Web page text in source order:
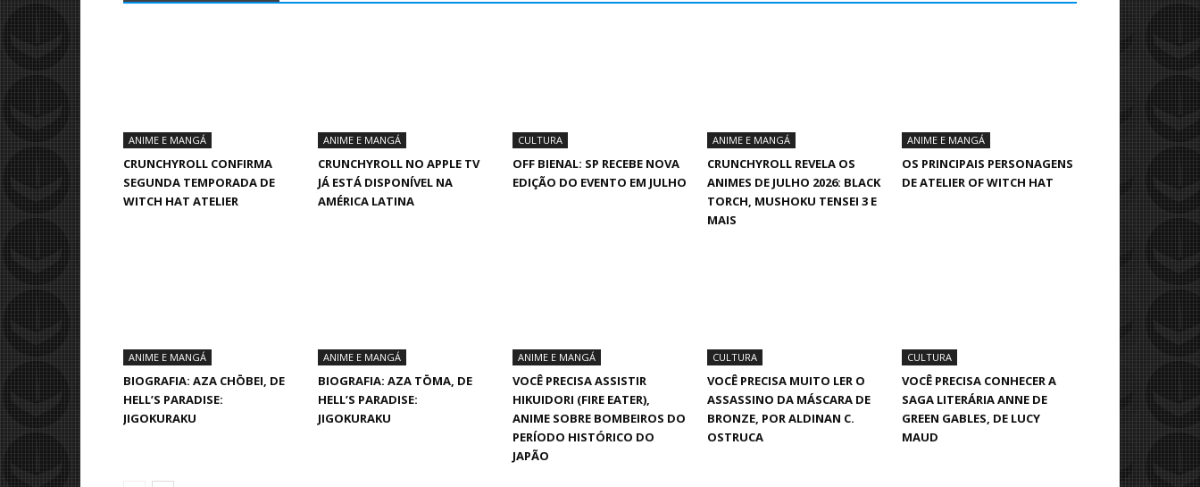
ANIME E MANGÁ
CRUNCHYROLL CONFIRMA
SEGUNDA TEMPORADA DE
WITCH HAT ATELIER
ANIME E MANGÁ
CRUNCHYROLL NO APPLE TV
JÁ ESTÁ DISPONÍVEL NA
AMÉRICA LATINA
CULTURA
OFF BIENAL: SP RECEBE NOVA
EDIÇÃO DO EVENTO EM JULHO
ANIME E MANGÁ
CRUNCHYROLL REVELA OS
ANIMES DE JULHO 2026: BLACK
TORCH, MUSHOKU TENSEI 3 E
MAIS
ANIME E MANGÁ
OS PRINCIPAIS PERSONAGENS
DE ATELIER OF WITCH HAT
ANIME E MANGÁ
BIOGRAFIA: AZA CHŌBEI, DE
HELL’S PARADISE:
JIGOKURAKU
ANIME E MANGÁ
BIOGRAFIA: AZA TŌMA, DE
HELL’S PARADISE:
JIGOKURAKU
ANIME E MANGÁ
VOCÊ PRECISA ASSISTIR
HIKUIDORI (FIRE EATER),
ANIME SOBRE BOMBEIROS DO
PERÍODO HISTÓRICO DO
JAPÃO
CULTURA
VOCÊ PRECISA MUITO LER O
ASSASSINO DA MÁSCARA DE
BRONZE, POR ALDINAN C.
OSTRUCA
CULTURA
VOCÊ PRECISA CONHECER A
SAGA LITERÁRIA ANNE DE
GREEN GABLES, DE LUCY
MAUD